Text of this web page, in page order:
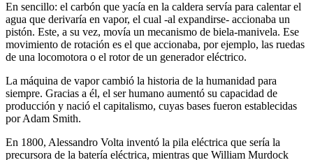
En sencillo: el carbón que yacía en la caldera servía para calentar el
agua que derivaría en vapor, el cual -al expandirse- accionaba un
pistón. Este, a su vez, movía un mecanismo de biela-manivela. Ese
movimiento de rotación es el que accionaba, por ejemplo, las ruedas
de una locomotora o el rotor de un generador eléctrico.
La máquina de vapor cambió la historia de la humanidad para
siempre. Gracias a él, el ser humano aumentó su capacidad de
producción y nació el capitalismo, cuyas bases fueron establecidas
por Adam Smith.
En 1800, Alessandro Volta inventó la pila eléctrica que sería la
precursora de la batería eléctrica, mientras que William Murdock